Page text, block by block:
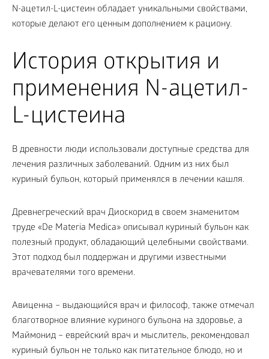
N-ацетил-L-цистеин обладает уникальными свойствами,
которые делают его ценным дополнением к рациону.
История открытия и
применения N-ацетил-
L-цистеина
В древности люди использовали доступные средства для
лечения различных заболеваний. Одним из них был
куриный бульон, который применялся в лечении кашля.
Древнегреческий врач Диоскорид в своем знаменитом
труде «De Materia Medica» описывал куриный бульон как
полезный продукт, обладающий целебными свойствами.
Этот подход был поддержан и другими известными
врачевателями того времени.
Авиценна – выдающийся врач и философ, также отмечал
благотворное влияние куриного бульона на здоровье, а
Маймонид – еврейский врач и мыслитель, рекомендовал
куриный бульон не только как питательное блюдо, но и